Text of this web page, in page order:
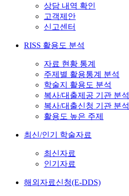
상담 내역 확인
고객제안
신고센터
RISS 활용도 분석
자료 현황 통계
주제별 활용통계 분석
학술지 활용도 분석
복사/대출제공 기관 분석
복사/대출신청 기관 분석
활용도 높은 주제
최신/인기 학술자료
최신자료
인기자료
해외자료신청(E-DDS)